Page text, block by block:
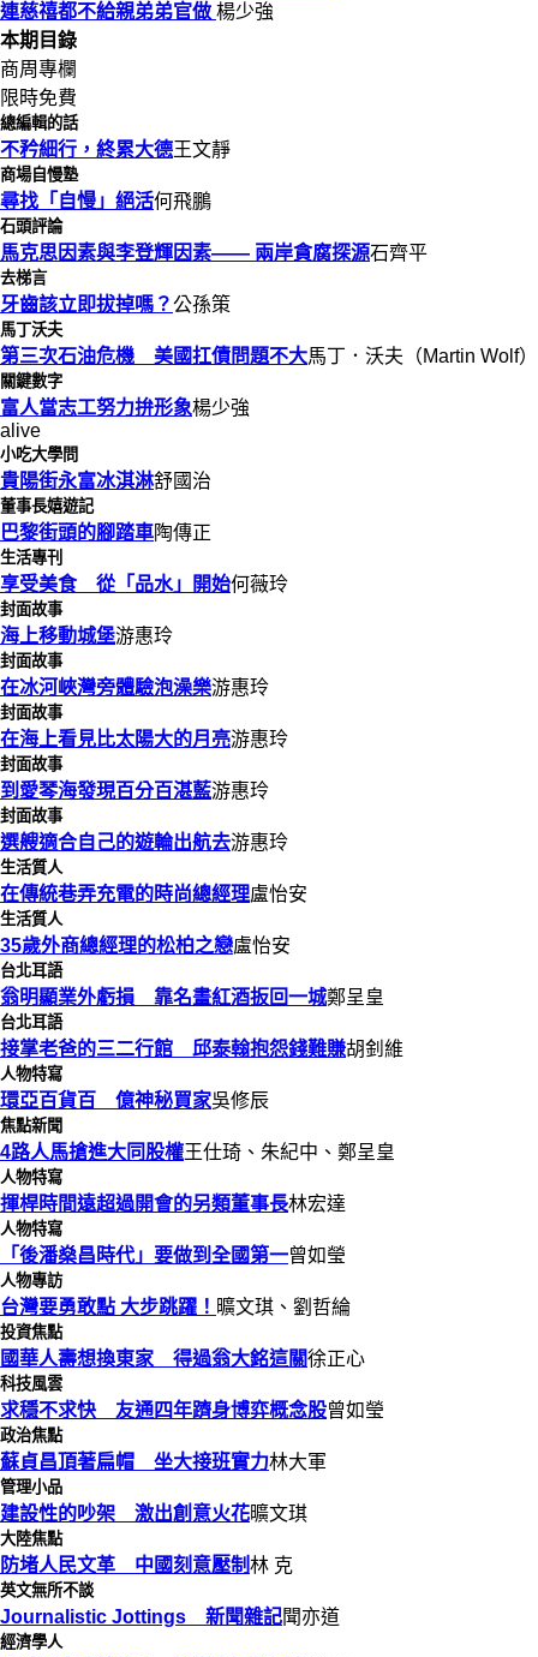
連慈禧都不給親弟弟官做 楊少強
本期目錄
商周專欄
限時免費
總編輯的話
不矜細行，終累大德王文靜
商場自慢塾
尋找「自慢」絕活何飛鵬
石頭評論
馬克思因素與李登輝因素—— 兩岸貪腐探源石齊平
去梯言
牙齒該立即拔掉嗎？公孫策
馬丁沃夫
第三次石油危機 美國扛債問題不大馬丁．沃夫（Martin Wolf）
關鍵數字
富人當志工努力拚形象楊少強
alive
小吃大學問
貴陽街永富冰淇淋舒國治
董事長嬉遊記
巴黎街頭的腳踏車陶傳正
生活專刊
享受美食 從「品水」開始何薇玲
封面故事
海上移動城堡游惠玲
封面故事
在冰河峽灣旁體驗泡澡樂游惠玲
封面故事
在海上看見比太陽大的月亮游惠玲
封面故事
到愛琴海發現百分百湛藍游惠玲
封面故事
選艘適合自己的遊輪出航去游惠玲
生活質人
在傳統巷弄充電的時尚總經理盧怡安
生活質人
35歲外商總經理的松柏之戀盧怡安
台北耳語
翁明顯業外虧損 靠名畫紅酒扳回一城鄭呈皇
台北耳語
接掌老爸的三二行館 邱泰翰抱怨錢難賺胡釗維
人物特寫
環亞百貨百 億神秘買家吳修辰
焦點新聞
4路人馬搶進大同股權王仕琦、朱紀中、鄭呈皇
人物特寫
揮桿時間遠超過開會的另類董事長林宏達
人物特寫
「後潘燊昌時代」要做到全國第一曾如瑩
人物專訪
台灣要勇敢點 大步跳躍！ 曠文琪、劉哲綸
投資焦點
國華人壽想換東家 得過翁大銘這關徐正心
科技風雲
求穩不求快 友通四年躋身博弈概念股曾如瑩
政治焦點
蘇貞昌頂著扁帽 坐大接班實力林大軍
管理小品
建設性的吵架 激出創意火花曠文琪
大陸焦點
防堵人民文革 中國刻意壓制林 克
英文無所不談
Journalistic Jottings 新聞雜記聞亦道
經濟學人